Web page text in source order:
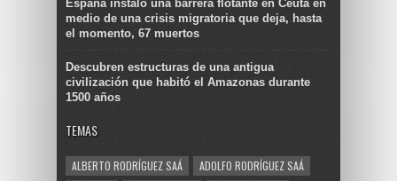
España instaló una barrera flotante en Ceuta en
medio de una crisis migratoria que deja, hasta
el momento, 67 muertos
Descubren estructuras de una antigua
civilización que habitó el Amazonas durante
1500 años
TEMAS
ALBERTO RODRÍGUEZ SAÁ
ADOLFO RODRÍGUEZ SAÁ